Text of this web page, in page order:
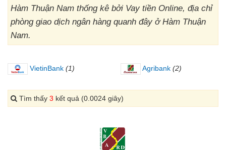
Hàm Thuận Nam thống kê bởi Vay tiền Online, địa chỉ
phòng giao dịch ngân hàng quanh đây ở Hàm Thuận
Nam.
VietinBank (1) Agribank (2)
Tìm thấy 3 kết quả (0.0024 giây)